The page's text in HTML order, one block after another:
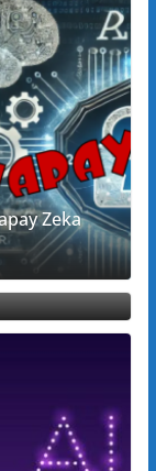
Zeka